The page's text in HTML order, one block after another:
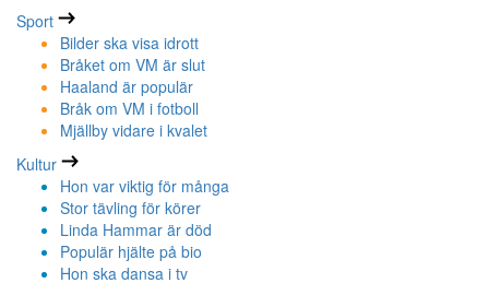
Sport
Bilder ska visa idrott
Bråket om VM är slut
Haaland är populär
Bråk om VM i fotboll
Mjällby vidare i kvalet
Kultur
Hon var viktig för många
Stor tävling för körer
Linda Hammar är död
Populär hjälte på bio
Hon ska dansa i tv